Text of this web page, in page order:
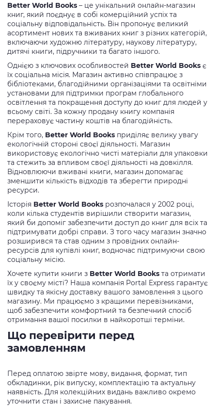
Better World Books – це унікальний онлайн-магазин
книг, який поєднує в собі комерційний успіх та
соціальну відповідальність. Він пропонує великий
асортимент нових та вживаних книг з різних категорій,
включаючи художню літературу, наукову літературу,
дитячі книги, підручники та багато іншого.
Однією з ключових особливостей Better World Books є
їх соціальна місія. Магазин активно співпрацює з
бібліотеками, благодійними організаціями та освітніми
установами для підтримки програм глобального
освітлення та покращення доступу до книг для людей у
всьому світі. За кожну продану книгу компанія
перераховує частину коштів на благодійність.
Крім того, Better World Books приділяє велику увагу
екологічній стороні своєї діяльності. Магазин
використовує екологічно чисті матеріали для упаковки
та стежить за впливом своєї діяльності на довкілля.
Відновлюючи вживані книги, магазин допомагає
зменшити кількість відходів та зберегти природні
ресурси.
Історія Better World Books розпочалася у 2002 році,
коли кілька студентів вирішили створити магазин,
який би допоміг забезпечити доступ до книг для всіх та
підтримувати добрі справи. З того часу магазин значно
розширився та став одним з провідних онлайн-
ресурсів для купівлі книг, водночас підтримуючи свою
соціальну місію.
Хочете купити книги з Better World Books та отримати
їх у своєму місті? Наша компанія Portal Express гарантує
швидку та якісну доставку вашого замовлення з цього
магазину. Ми працюємо з кращими перевізниками,
щоб забезпечити комфортний та безпечний спосіб
отримання вашої посилки в найкоротші терміни.
Що перевірити перед
замовленням
Перед оплатою звірте мову, видання, формат, тип
обкладинки, рік випуску, комплектацію та актуальну
наявність. Для колекційних видань важливо окремо
уточнити стан і захисне пакування.